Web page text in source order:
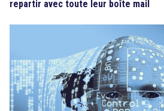
repartir avec toute leur boîte mail